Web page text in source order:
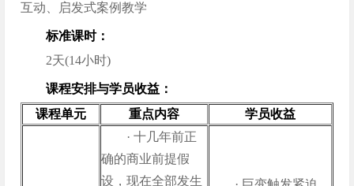
互动、启发式案例教学
标准课时：
2天(14小时)
课程安排与学员收益：
课程单元
重点内容 学员收益
· 十几年前正
确的商业前提假
设，现在全部发生